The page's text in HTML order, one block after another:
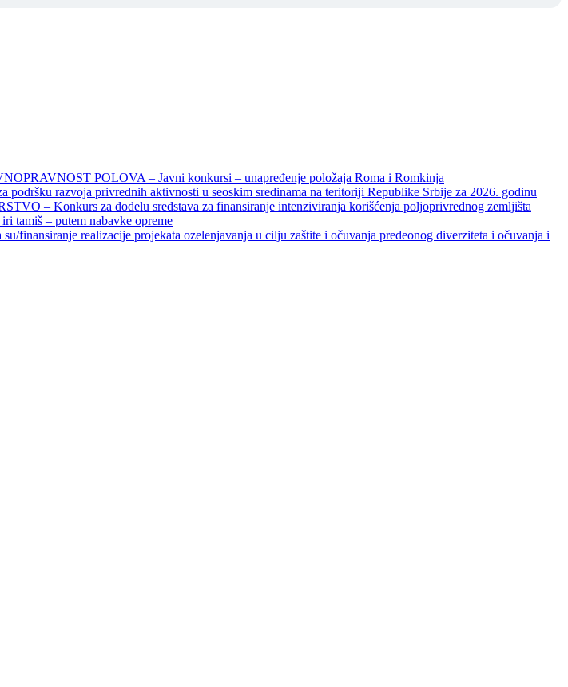
POLOVA – Javni konkursi – unapređenje položaja Roma i Romkinja
razvoja privrednih aktivnosti u seoskim sredinama na teritoriji Republike Srbije za 2026. godinu
– Konkurs za dodelu sredstava za finansiranje intenziviranja korišćenja poljoprivrednog zemljišta
tamiš ‒ putem nabavke opreme
realizacije projekata ozelenjavanja u cilju zaštite i očuvanja predeonog diverziteta i očuvanja i